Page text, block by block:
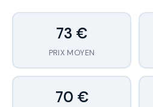
73 €
PRIX MOYEN
70 €